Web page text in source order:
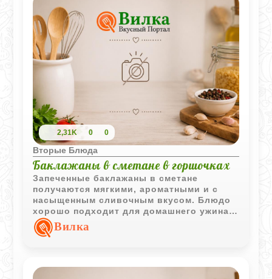
2,31K 0 0
Вторые Блюда
Баклажаны в сметане в горшочках
Запеченные баклажаны в сметане
получаются мягкими, ароматными и с
насыщенным сливочным вкусом. Блюдо
хорошо подходит для домашнего ужина и
подачи прямо в горшочках.
Вилка